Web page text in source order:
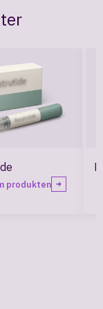
produkten